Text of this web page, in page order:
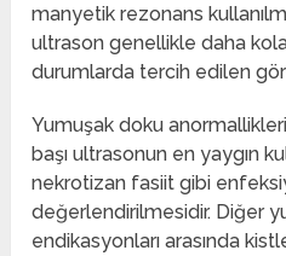
manyetik rezonans
ultrason genellikle daha
durumlarda tercih edilen
Yumuşak doku
başı ultrasonun en yaygın
nekrotizan fasiit gibi
değerlendirilmesidir. Diğer
endikasyonları arasında